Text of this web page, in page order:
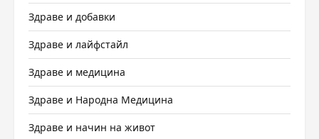
Здраве и добавки
Здраве и лайфстайл
Здраве и медицина
Здраве и Народна Медицина
Здраве и начин на живот